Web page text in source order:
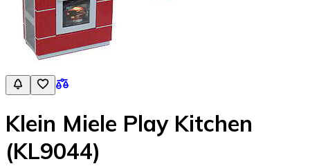
Klein Miele Play Kitchen
(KL9044)